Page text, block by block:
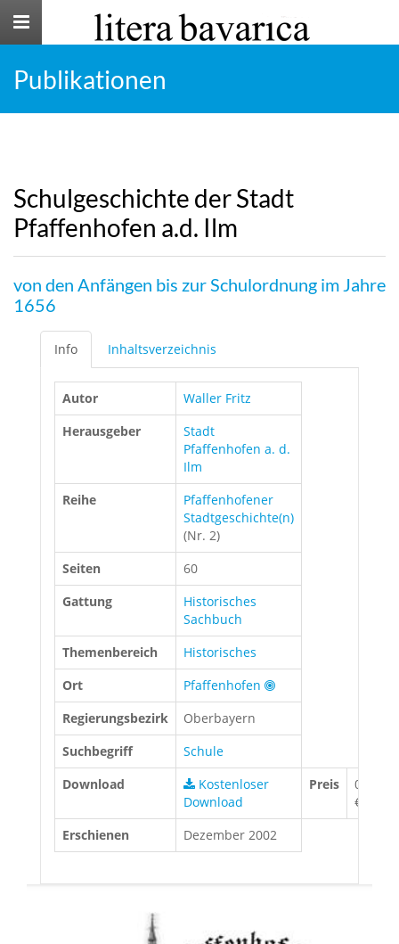
Toggle
Publikationen
Schulgeschichte der Stadt
Pfaffenhofen a.d. Ilm
von den Anfängen bis zur Schulordnung im Jahre
1656
Info Inhaltsverzeichnis
Autor
Waller Fritz
Herausgeber
Stadt
Pfaffenhofen a. d.
Ilm
Reihe
Pfaffenhofener
Stadtgeschichte(n)
(Nr. 2)
Seiten
60
Gattung
Historisches
Sachbuch
Themenbereich
Historisches
Ort
Pfaffenhofen
Regierungsbezirk
Oberbayern
Suchbegriff
Schule
Download
Kostenloser
Download
Preis
0,00
€
Erschienen
Dezember 2002